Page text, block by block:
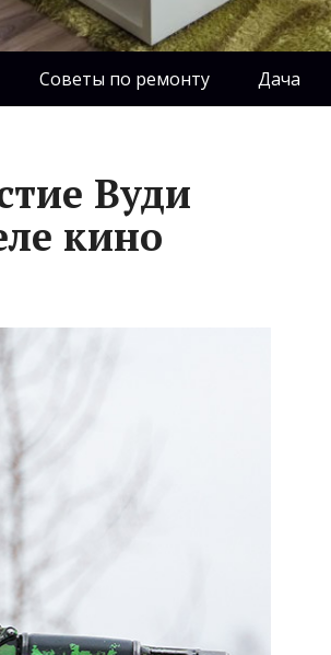
Советы по ремонту Дача
Вуди
кино